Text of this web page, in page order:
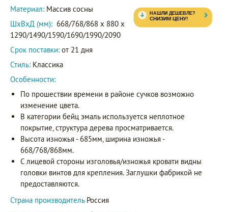
Материал: Массив сосны
ШxВxД (мм): 668/768/868 x 880 x
1290/1490/1590/1690/1990/2090
Срок поставки: от 21 дня
Стиль: Классика
Особенности:
По прошествии времени в районе сучков возможно
изменение цвета.
В категории бейц эмаль используется неплотное
покрытие, структура дерева просматривается.
Высота изножья - 685мм, ширина изножья -
668/768/868мм.
С лицевой стороны изголовья/изножья кровати видны
головки винтов для крепления. Заглушки фабрикой не
предоставляются.
Страна производитель Россия